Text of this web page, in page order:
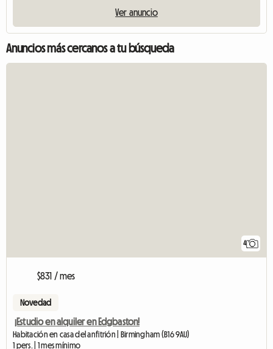
Ver anuncio
Anuncios más cercanos a tu búsqueda
4
$831 / mes
Novedad
¡Estudio en alquiler en Edgbaston!
Habitación en casa del anfitrión | Birmingham (B16 9AU)
1 pers. | 1 mes mínimo